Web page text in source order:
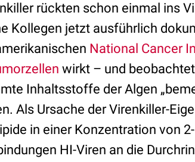
rückten schon einmal ins
Kollegen jetzt ausführlich
National Cancer
wirkt – und
Inhaltsstoffe der Algen
Als Ursache der Virenkiller-
in einer Konzentration von
HI-Viren an die